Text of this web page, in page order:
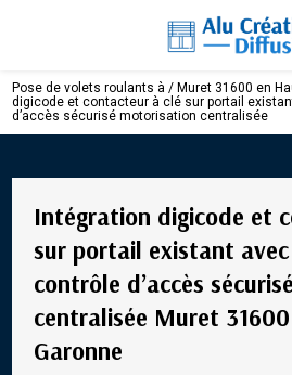
Pose de volets roulants à / Muret 31600 en
digicode et contacteur à clé sur portail
d’accès sécurisé motorisation centralisée
Intégration digicode et
sur portail existant
contrôle d’accès
centralisée Muret
Garonne